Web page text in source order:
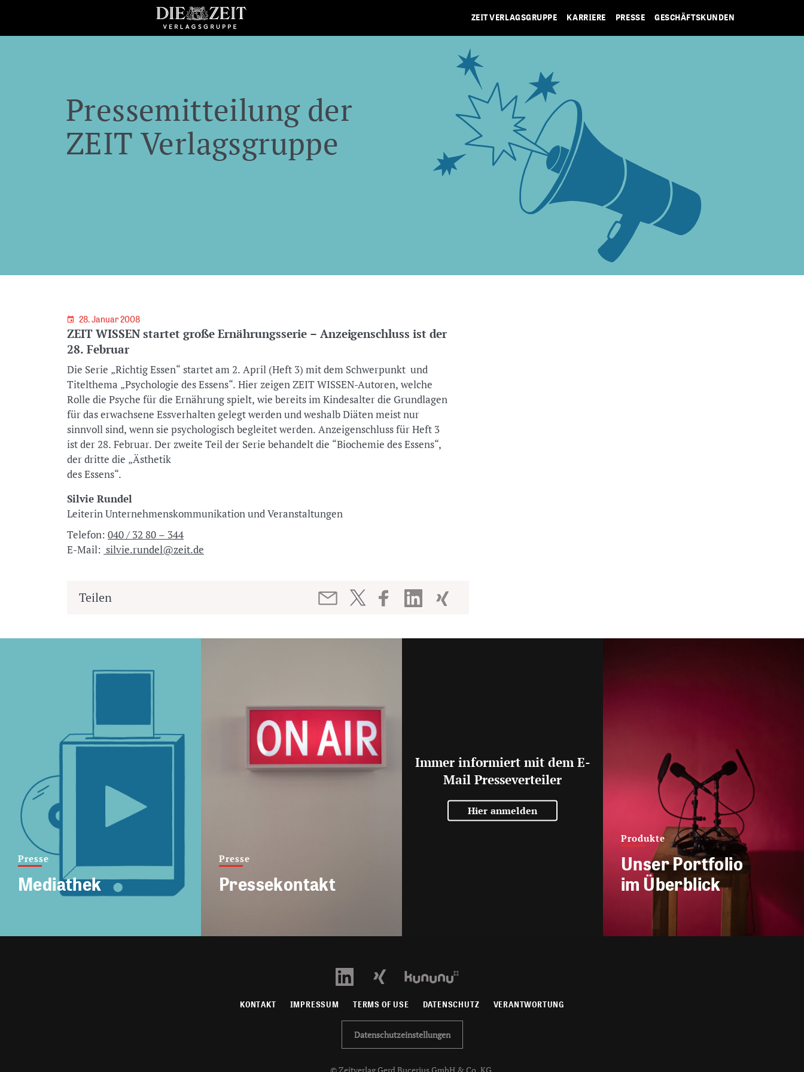
ZEIT VERLAGSGRUPPE KARRIERE PRESSE GESCHÄFTSKUNDEN
Pressemitteilung der
ZEIT Verlagsgruppe
28. Januar 2008
ZEIT WISSEN startet große Ernährungsserie – Anzeigenschluss ist der
28. Februar
Die Serie „Richtig Essen“ startet am 2. April (Heft 3) mit dem Schwerpunkt und
Titelthema „Psychologie des Essens“. Hier zeigen ZEIT WISSEN-Autoren, welche
Rolle die Psyche für die Ernährung spielt, wie bereits im Kindesalter die Grundlagen
für das erwachsene Essverhalten gelegt werden und weshalb Diäten meist nur
sinnvoll sind, wenn sie psychologisch begleitet werden. Anzeigenschluss für Heft 3
ist der 28. Februar. Der zweite Teil der Serie behandelt die “Biochemie des Essens“,
der dritte die „Ästhetik
des Essens“.
Silvie Rundel
Leiterin Unternehmenskommunikation und Veranstaltungen
Telefon: 040 / 32 80 – 344
E-Mail: silvie.rundel@zeit.de
Teilen
Presse
Mediathek
Presse
Pressekontakt
Immer informiert mit dem E-
Mail Presseverteiler
Hier anmelden
Produkte
Unser Portfolio
im Überblick
KONTAKT IMPRESSUM TERMS OF USE DATENSCHUTZ VERANTWORTUNG
Datenschutzeinstellungen